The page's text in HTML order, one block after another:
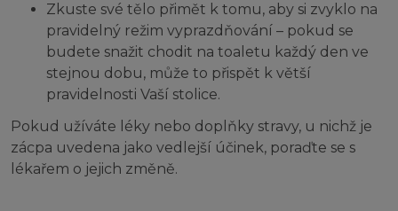
Zkuste své tělo přimět k tomu, aby si zvyklo na
pravidelný režim vyprazdňování – pokud se
budete snažit chodit na toaletu každý den ve
stejnou dobu, může to přispět k větší
pravidelnosti Vaší stolice.
Pokud užíváte léky nebo doplňky stravy, u nichž je
zácpa uvedena jako vedlejší účinek, poraďte se s
lékařem o jejich změně.